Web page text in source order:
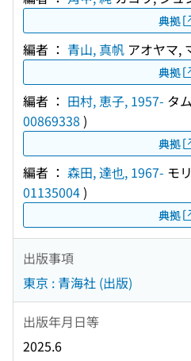
典拠
編者 ： 青山, 真帆 アオヤマ,
典拠
編者 ： 田村, 恵子, 1957- タ
00869338 )
典拠
編者 ： 森田, 達也, 1967- モ
01135004)
典拠
出版事項
東京 : 青海社 (出版)
出版年月日等
2025.6